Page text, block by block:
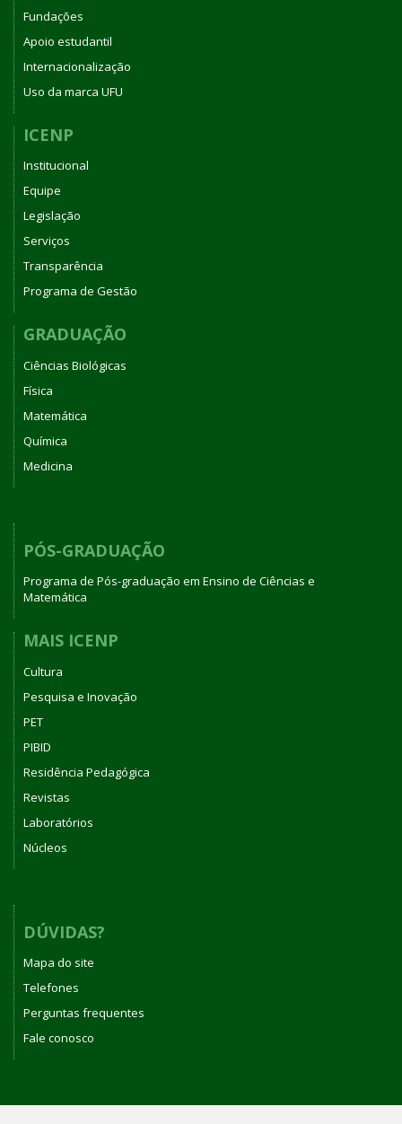
Fundações
Apoio estudantil
Internacionalização
Uso da marca UFU
ICENP
Institucional
Equipe
Legislação
Serviços
Transparência
Programa de Gestão
GRADUAÇÃO
Ciências Biológicas
Física
Matemática
Química
Medicina
PÓS-GRADUAÇÃO
Programa de Pós-graduação em Ensino de Ciências e
Matemática
MAIS ICENP
Cultura
Pesquisa e Inovação
PET
PIBID
Residência Pedagógica
Revistas
Laboratórios
Núcleos
DÚVIDAS?
Mapa do site
Telefones
Perguntas frequentes
Fale conosco